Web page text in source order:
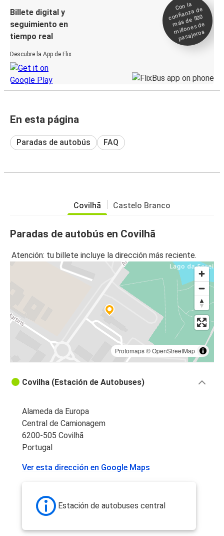
Billete digital y
seguimiento en
tiempo real
Descubre la App de Flix
Con la
confianza de
más de 500
millones de
pasajeros
En esta página
Paradas de autobús FAQ
Covilhã Castelo Branco
Paradas de autobús en Covilhã
Atención: tu billete incluye la dirección más reciente.
Protomaps©OpenStreetMap
Covilha (Estación de Autobuses)
Alameda da Europa
Central de Camionagem
6200-505 Covilhã
Portugal
Ver esta dirección en Google Maps
Estación de autobuses central